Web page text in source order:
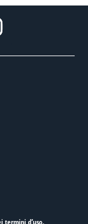
termini d’uso.